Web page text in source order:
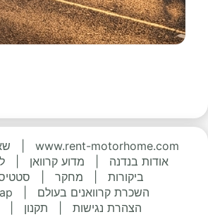
www.rent-motorhome.com
אודות בנדנה
מדוע קרוואן
ביקורות
מחקר
השכרת קרוואנים בעולם
הצהרת נגישות
תקנון